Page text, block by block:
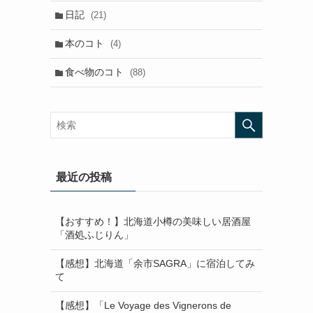
日記 (21)
本のコト (4)
食べ物のコト (88)
最近の投稿
【おすすめ！】北海道小樽の美味しい居酒屋
「酒処ふじりん」
【感想】北海道「余市SAGRA」に宿泊してみ
て
【感想】「Le Voyage des Vignerons de